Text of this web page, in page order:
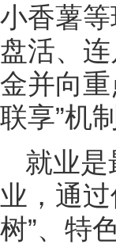
小香薯
盘活、
金并向
联享”机制
就业
业，通
树”、特